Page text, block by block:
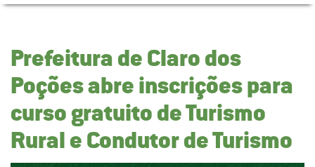
Prefeitura de Claro dos
Poções abre inscrições para
curso gratuito de Turismo
Rural e Condutor de Turismo